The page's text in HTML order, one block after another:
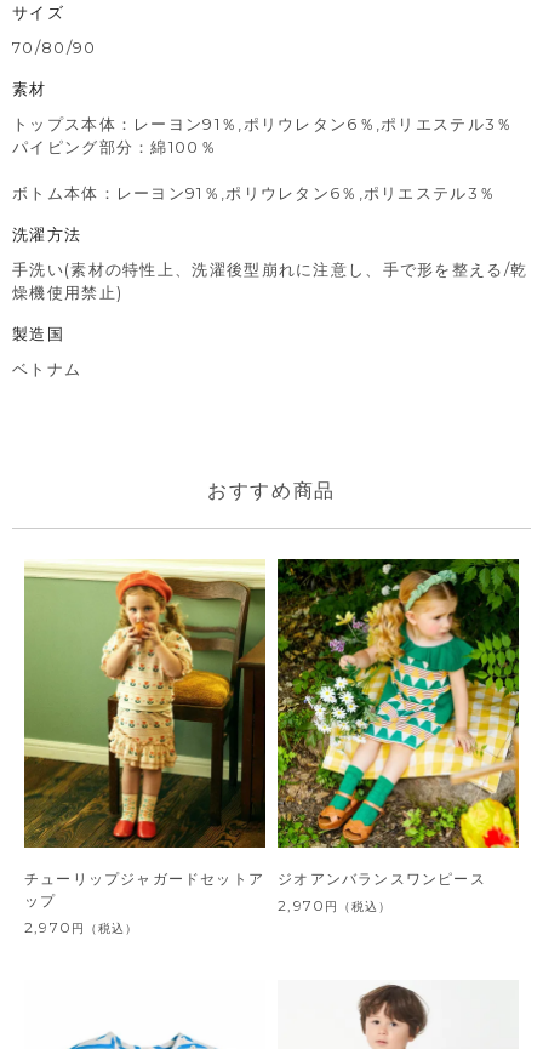
サイズ
70/80/90
素材
トップス本体：レーヨン91％,ポリウレタン6％,ポリエステル3％
パイピング部分：綿100％
ボトム本体：レーヨン91％,ポリウレタン6％,ポリエステル3％
洗濯方法
手洗い(素材の特性上、洗濯後型崩れに注意し、手で形を整える/乾
燥機使用禁止)
製造国
ベトナム
おすすめ商品
チューリップジャガードセットア
ップ
2,970 円 （税込）
ジオアンバランスワンピース
2,970 円 （税込）